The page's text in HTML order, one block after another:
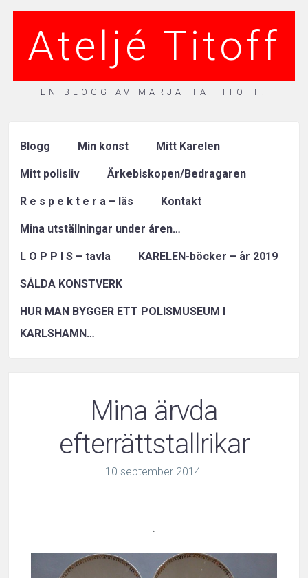
Ateljé Titoff
EN BLOGG AV MARJATTA TITOFF.
Blogg Min konst Mitt Karelen
Mitt polisliv Ärkebiskopen/Bedragaren
R e s p e k t e r a – läs Kontakt
Mina utställningar under åren…
L O P P I S – tavla KARELEN-böcker – år 2019
SÅLDA KONSTVERK
HUR MAN BYGGER ETT POLISMUSEUM I
KARLSHAMN…
Mina ärvda
efterrättstallrikar
10 september 2014
.